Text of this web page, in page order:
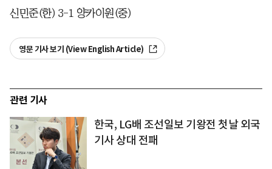
신민준(한) 3-1 양카이원(중)
영문 기사 보기 (View English Article)
관련 기사
한국, LG배 조선일보 기왕전 첫날 외국
기사 상대 전패